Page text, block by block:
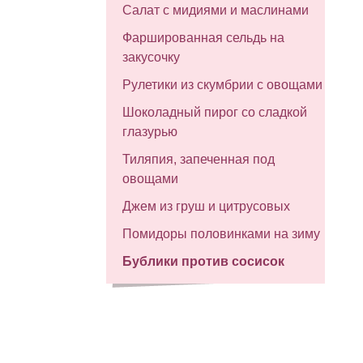
Салат с мидиями и маслинами
Фаршированная сельдь на
закусочку
Рулетики из скумбрии с овощами
Шоколадный пирог со сладкой
глазурью
Тиляпия, запеченная под
овощами
Джем из груш и цитрусовых
Помидоры половинками на зиму
Бублики против сосисок